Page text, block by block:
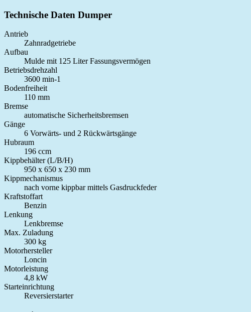
Technische Daten Dumper
Antrieb
Zahnradgetriebe
Aufbau
Mulde mit 125 Liter Fassungsvermögen
Betriebsdrehzahl
3600 min-1
Bodenfreiheit
110 mm
Bremse
automatische Sicherheitsbremsen
Gänge
6 Vorwärts- und 2 Rückwärtsgänge
Hubraum
196 ccm
Kippbehälter (L/B/H)
950 x 650 x 230 mm
Kippmechanismus
nach vorne kippbar mittels Gasdruckfeder
Kraftstoffart
Benzin
Lenkung
Lenkbremse
Max. Zuladung
300 kg
Motorhersteller
Loncin
Motorleistung
4,8 kW
Starteinrichtung
Reversierstarter